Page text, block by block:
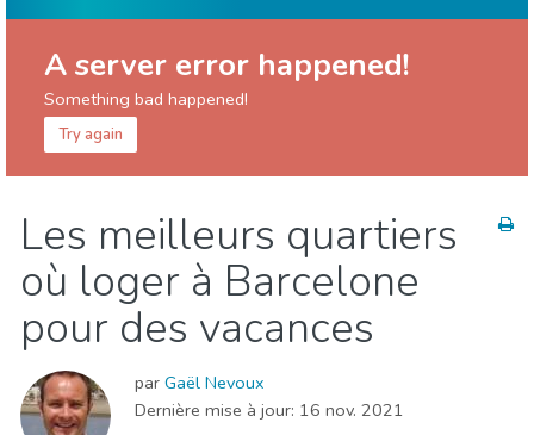
A server error happened!
Something bad happened!
Try again
Cuisine & Restaurants
Événements locaux
Musée & Art
Nature & extérieur
Où séjourner
Sports & aventure
Les meilleurs quartiers
où loger à Barcelone
pour des vacances
par Gaël Nevoux
Dernière mise à jour: 16 nov. 2021